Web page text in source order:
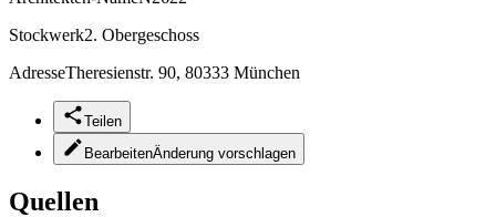
Stockwerk2. Obergeschoss
AdresseTheresienstr. 90, 80333 München
Teilen
BearbeitenÄnderung vorschlagen
Quellen